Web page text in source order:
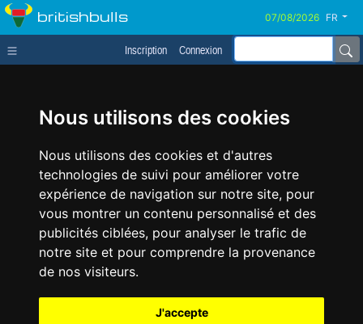
Nous utilisons des cookies
Nous utilisons des cookies et d'autres
technologies de suivi pour améliorer votre
expérience de navigation sur notre site, pour
vous montrer un contenu personnalisé et des
publicités ciblées, pour analyser le trafic de
notre site et pour comprendre la provenance
de nos visiteurs.
J'accepte
britishbulls FR
Inscription Connexion